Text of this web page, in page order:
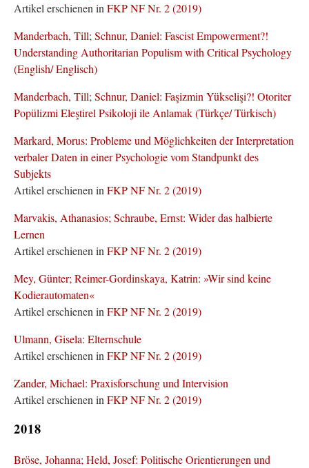
Artikel erschienen in FKP NF Nr. 2 (2019)
Manderbach, Till; Schnur, Daniel: Fascist Empowerment?!
Understanding Authoritarian Populism with Critical Psychology
(English/ Englisch)
Manderbach, Till; Schnur, Daniel: Faşizmin Yükselişi?! Otoriter
Popülizmi Eleştirel Psikoloji ile Anlamak (Türkçe/ Türkisch)
Markard, Morus: Probleme und Möglichkeiten der Interpretation
verbaler Daten in einer Psychologie vom Standpunkt des
Subjekts
Artikel erschienen in FKP NF Nr. 2 (2019)
Marvakis, Athanasios; Schraube, Ernst: Wider das halbierte
Lernen
Artikel erschienen in FKP NF Nr. 2 (2019)
Mey, Günter; Reimer-Gordinskaya, Katrin: »Wir sind keine
Kodierautomaten«
Artikel erschienen in FKP NF Nr. 2 (2019)
Ulmann, Gisela: Elternschule
Artikel erschienen in FKP NF Nr. 2 (2019)
Zander, Michael: Praxisforschung und Intervision
Artikel erschienen in FKP NF Nr. 2 (2019)
2018
Bröse, Johanna; Held, Josef: Politische Orientierungen und